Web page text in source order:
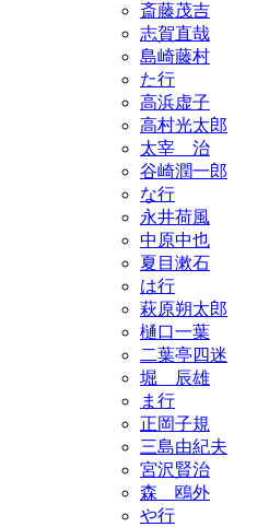
斎藤茂吉
志賀直哉
島崎藤村
た行
高浜虚子
高村光太郎
太宰 治
谷崎潤一郎
な行
永井荷風
中原中也
夏目漱石
は行
萩原朔太郎
樋口一葉
二葉亭四迷
堀 辰雄
ま行
正岡子規
三島由紀夫
宮沢賢治
森 鴎外
や行